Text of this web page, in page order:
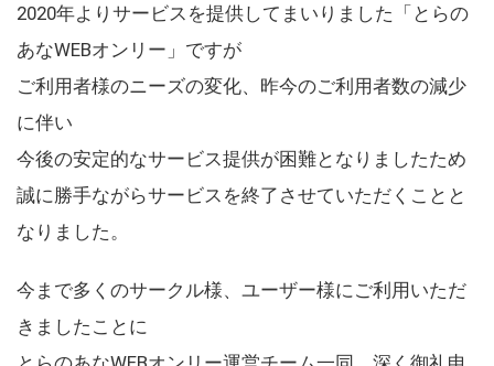
2020年よりサービスを提供してまいりました「とらの
あなWEBオンリー」ですが
ご利用者様のニーズの変化、昨今のご利用者数の減少
に伴い
今後の安定的なサービス提供が困難となりましたため
誠に勝手ながらサービスを終了させていただくことと
なりました。
今まで多くのサークル様、ユーザー様にご利用いただ
きましたことに